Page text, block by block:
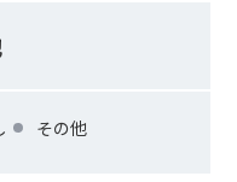
その他